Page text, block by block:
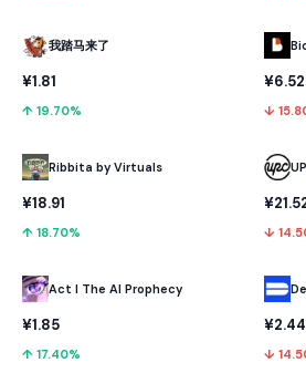
我踏马来了
¥1.81
↑ 19.70%
Ribbita by Virtuals
¥18.91
↑ 18.70%
Act I The AI Prophecy
¥1.85
↑ 17.40%
¥6.52
↓
↓
¥2.44
↓